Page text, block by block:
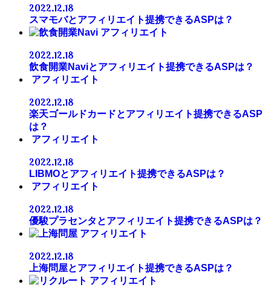
2022.12.18
スマモバとアフィリエイト提携できるASPは？
アフィリエイト
2022.12.18
飲食開業Naviとアフィリエイト提携できるASPは？
アフィリエイト
2022.12.18
楽天ゴールドカードとアフィリエイト提携できるASP
は？
アフィリエイト
2022.12.18
LIBMOとアフィリエイト提携できるASPは？
アフィリエイト
2022.12.18
優駿プラセンタとアフィリエイト提携できるASPは？
アフィリエイト
2022.12.18
上海問屋とアフィリエイト提携できるASPは？
アフィリエイト